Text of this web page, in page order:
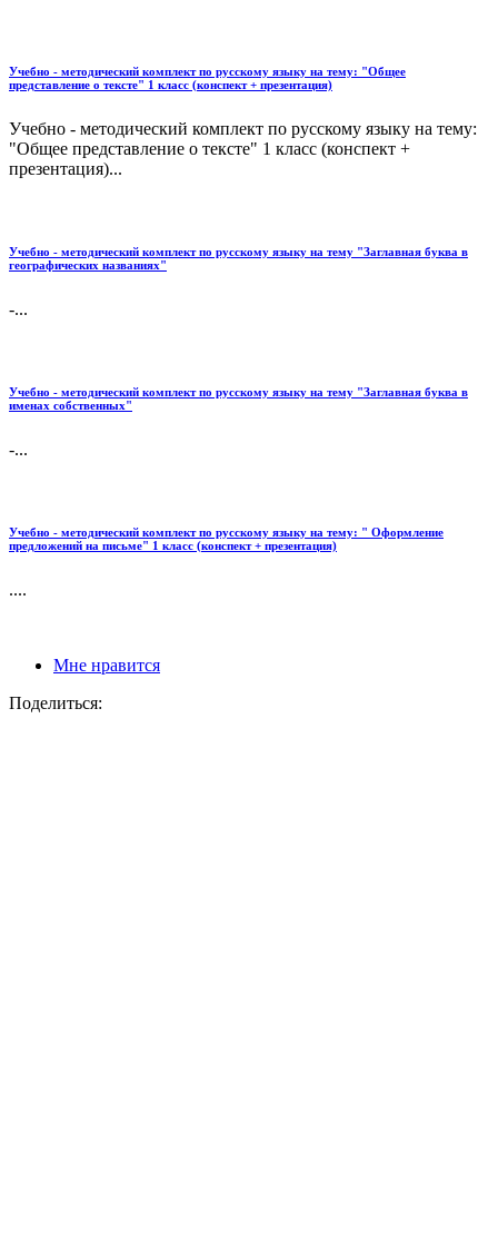
Учебно - методический комплект по русскому языку на тему: "Общее
представление о тексте" 1 класс (конспект + презентация)
Учебно - методический комплект по русскому языку на тему:
"Общее представление о тексте" 1 класс (конспект +
презентация)...
Учебно - методический комплект по русскому языку на тему "Заглавная буква в
географических названиях"
-...
Учебно - методический комплект по русскому языку на тему "Заглавная буква в
именах собственных"
-...
Учебно - методический комплект по русскому языку на тему: " Оформление
предложений на письме" 1 класс (конспект + презентация)
....
Мне нравится
Поделиться: